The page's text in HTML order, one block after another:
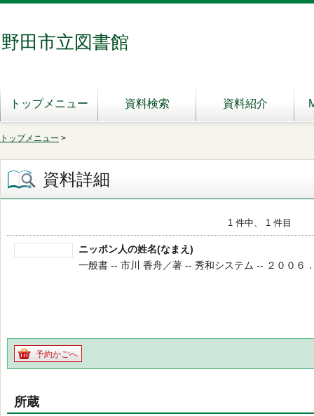
野田市立図書館
トップメニュー 資料検索 資料紹介
トップメニュー >
資料詳細
1 件中、 1 件目
ニッポン人の姓名(なまえ)
一般書 -- 市川 香舟／著 -- 秀和システム -- ２００６
予約かごへ
所蔵